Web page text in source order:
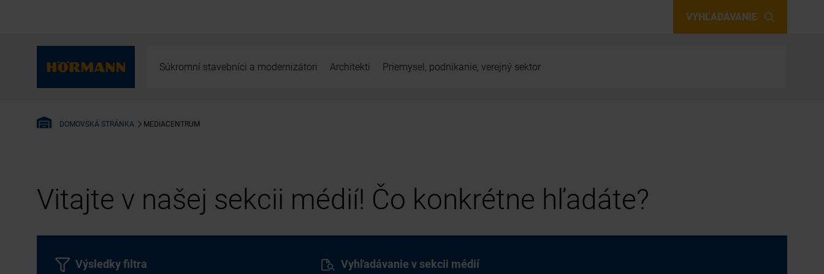
VYHĽADÁVANIE
Súkromní stavebníci a modernizátori Architekti Priemysel, podnikanie, verejný sektor
DOMOVSKÁ STRÁNKA MEDIACENTRUM
Vitajte v našej sekcii médií! Čo konkrétne hľadáte?
Vyhľadávanie v sekcii médií
Výsledky filtra